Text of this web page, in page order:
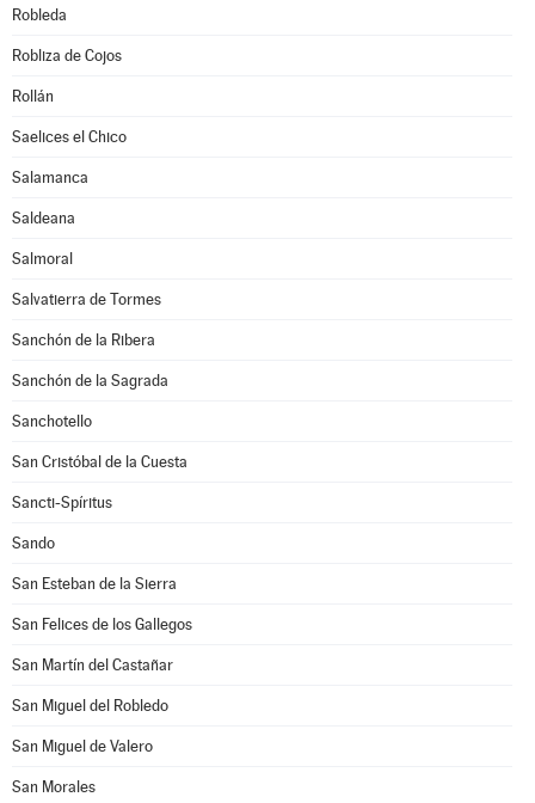
Robleda
Robliza de Cojos
Rollán
Saelices el Chico
Salamanca
Saldeana
Salmoral
Salvatierra de Tormes
Sanchón de la Ribera
Sanchón de la Sagrada
Sanchotello
San Cristóbal de la Cuesta
Sancti-Spíritus
Sando
San Esteban de la Sierra
San Felices de los Gallegos
San Martín del Castañar
San Miguel del Robledo
San Miguel de Valero
San Morales